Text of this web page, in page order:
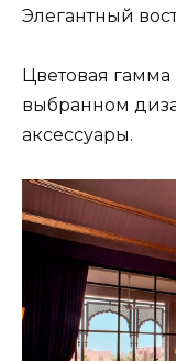
Элегантный
Цветовая
выбранном
аксессуары.